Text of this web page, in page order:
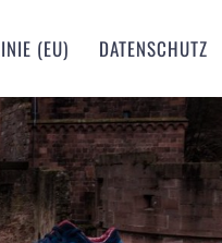
(EU) DATENSCHUTZ